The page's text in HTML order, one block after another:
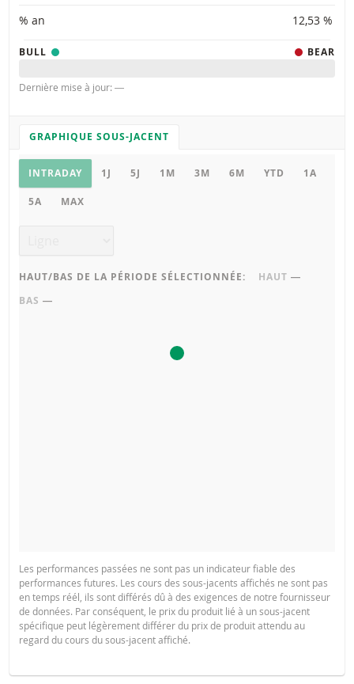
% an 12,53 %
BULL BEAR
Dernière mise à jour: ―
GRAPHIQUE SOUS-JACENT
Graphique sous-jacent
PARAMÈTRES DU GRAPHIQUE
INTRADAY
1J 5J 1M 3M 6M YTD 1A
5A MAX
HAUT/BAS DE LA PÉRIODE SÉLECTIONNÉE: HAUT ―
BAS ―
Les performances passées ne sont pas un indicateur fiable des
performances futures. Les cours des sous-jacents affichés ne sont pas
en temps réél, ils sont différés dû à des exigences de notre fournisseur
de données. Par conséquent, le prix du produit lié à un sous-jacent
spécifique peut légèrement différer du prix de produit attendu au
regard du cours du sous-jacent affiché.